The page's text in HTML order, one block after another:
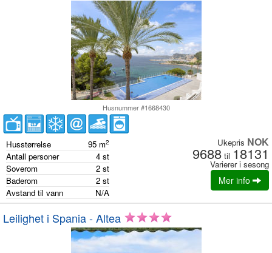
Husnummer #1668430
Husstørrelse 95 m2
Antall personer 4 st
Soverom
2 st
Baderom
2 st
Avstand til vann
N/A
Ukepris NOK
9688 til 18131
Varierer i sesong
Mer info
Leilighet i Spania - Altea